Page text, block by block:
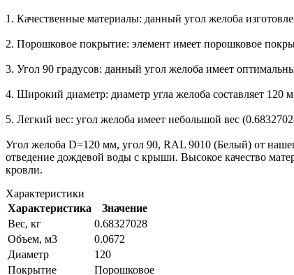
1. Качественные материалы: данный угол желоба
2. Порошковое покрытие: элемент имеет порошковое
3. Угол 90 градусов: данный угол желоба имеет
4. Широкий диаметр: диаметр угла желоба составляет 120
5. Легкий вес: угол желоба имеет небольшой вес
Угол желоба D=120 мм, угол 90, RAL 9010 (Белый) от
отведение дождевой воды с крыши. Высокое качество
кровли.
Характеристики
Характеристика
Значение
Вес, кг
0.68327028
Объем, м3
0.0672
Диаметр
120
Покрытие
Порошковое